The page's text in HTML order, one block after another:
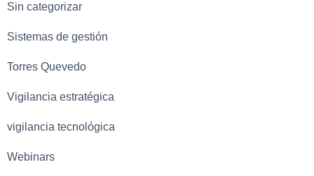
Sin categorizar
Sistemas de gestión
Torres Quevedo
Vigilancia estratégica
vigilancia tecnológica
Webinars